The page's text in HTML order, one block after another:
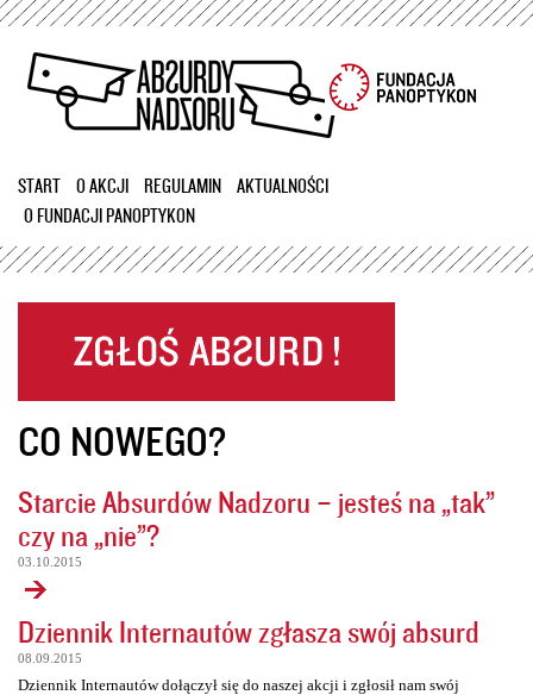
Przejdź
treści
START O AKCJI REGULAMIN
AKTUALNOŚCI
O FUNDACJI PANOPTYKON
CO NOWEGO?
Starcie Absurdów Nadzoru – jesteś na „tak”
czy na „nie”?
03.10.2015
Dziennik Internautów zgłasza swój absurd
08.09.2015
Dziennik Internautów dołączył się do naszej akcji i zgłosił nam swój